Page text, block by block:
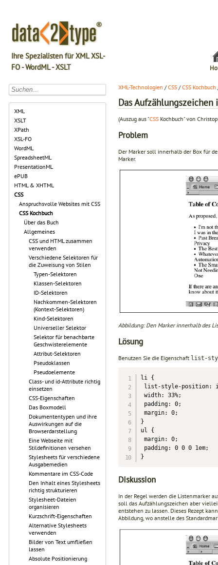
Ihre Spezialisten für XML XSL-
FO - WordML - XSLT
XML
XSLT
XPath
XSL-FO
WordML
SpreadsheetML
PresentationML
ePUB
HTML & XHTML
CSS
Anspruchsvolle Websites mit CSS
CSS Kochbuch
Über das Buch
Allgemeines
CSS und HTML zusammen
verwenden
Verschiedene Selektoren für
die Zuweisung von Stilen
Typen-Selektoren
Klassen-Selektoren
ID-Selektoren
Nachkommen-Selektoren
(Kontext-Selektoren)
Kind-Selektoren
Universeller Selektor
Selektor für benachbarte
Geschwisterelemente
Attribut-Selektoren
Pseudoklassen
Pseudoelemente
Class- und id-Attribute richtig
einsetzen
CSS-Eigenschaften
Das Boxmodell
Dokumententypen und ihre
Auswirkungen auf die
Browserdarstellung
Eine Webseite mit
Stildefinitionen versehen
Stylesheets für verschiedene
Ausgabemedien
Kommentare im CSS-Code
Den Inhalt eines Stylesheets
richtig strukturieren
Stylesheet-Dateien
organisieren
Kurzschrift-Eigenschaften
Alternative Stylesheets
verwenden
Bilder von Text umfließen
lassen
Absolute Positionierung
XML-Technologien /CSS /CSS Kochbuch
Das
(Auszug aus "CSS Kochbuch" von
Problem
Der Marker soll innerhalb der Box für
Marker.
Abbildung: Den Marker innerhalb des
Lösung
Benutzen Sie die Eigenschaft list-
li {
list-style-position:
width: 33%;
padding: 0;
margin: 0;
}
ul {
margin: 0;
padding: 0 0 0 1em;
}
Diskussion
In der Regel werden die Listenmarker
soll das Aufzählungszeichen aber
entstehen zu lassen. Dieses Rezept
Abbildung, wo anstelle des